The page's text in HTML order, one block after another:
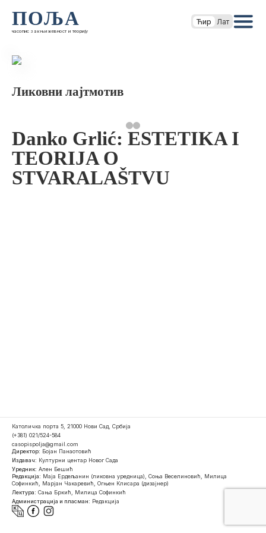
ПОЉА
часопис за књижевност и теорију
Ћир Лат
Ликовни лајтмотив
Danko Grlić: ESTETIKA I
TEORIJA O
STVARALAŠTVU
Католичка порта 5, 21000 Нови Сад, Србија
(+381) 021/524-584
casopispolja@gmail.com
Директор: Бојан Панаотовић
Издавач: Културни центар Новог Сада
Уредник: Ален Бешић
Редакција: Маја Ердељанин (ликовна уредница), Соња Веселиновић, Милица
Софинкић, Марјан Чакаревић, Огњен Клисара (дизајнер)
Лектура: Сања Бркић, Милица Софинкић
Администрација и пласман: Редакција